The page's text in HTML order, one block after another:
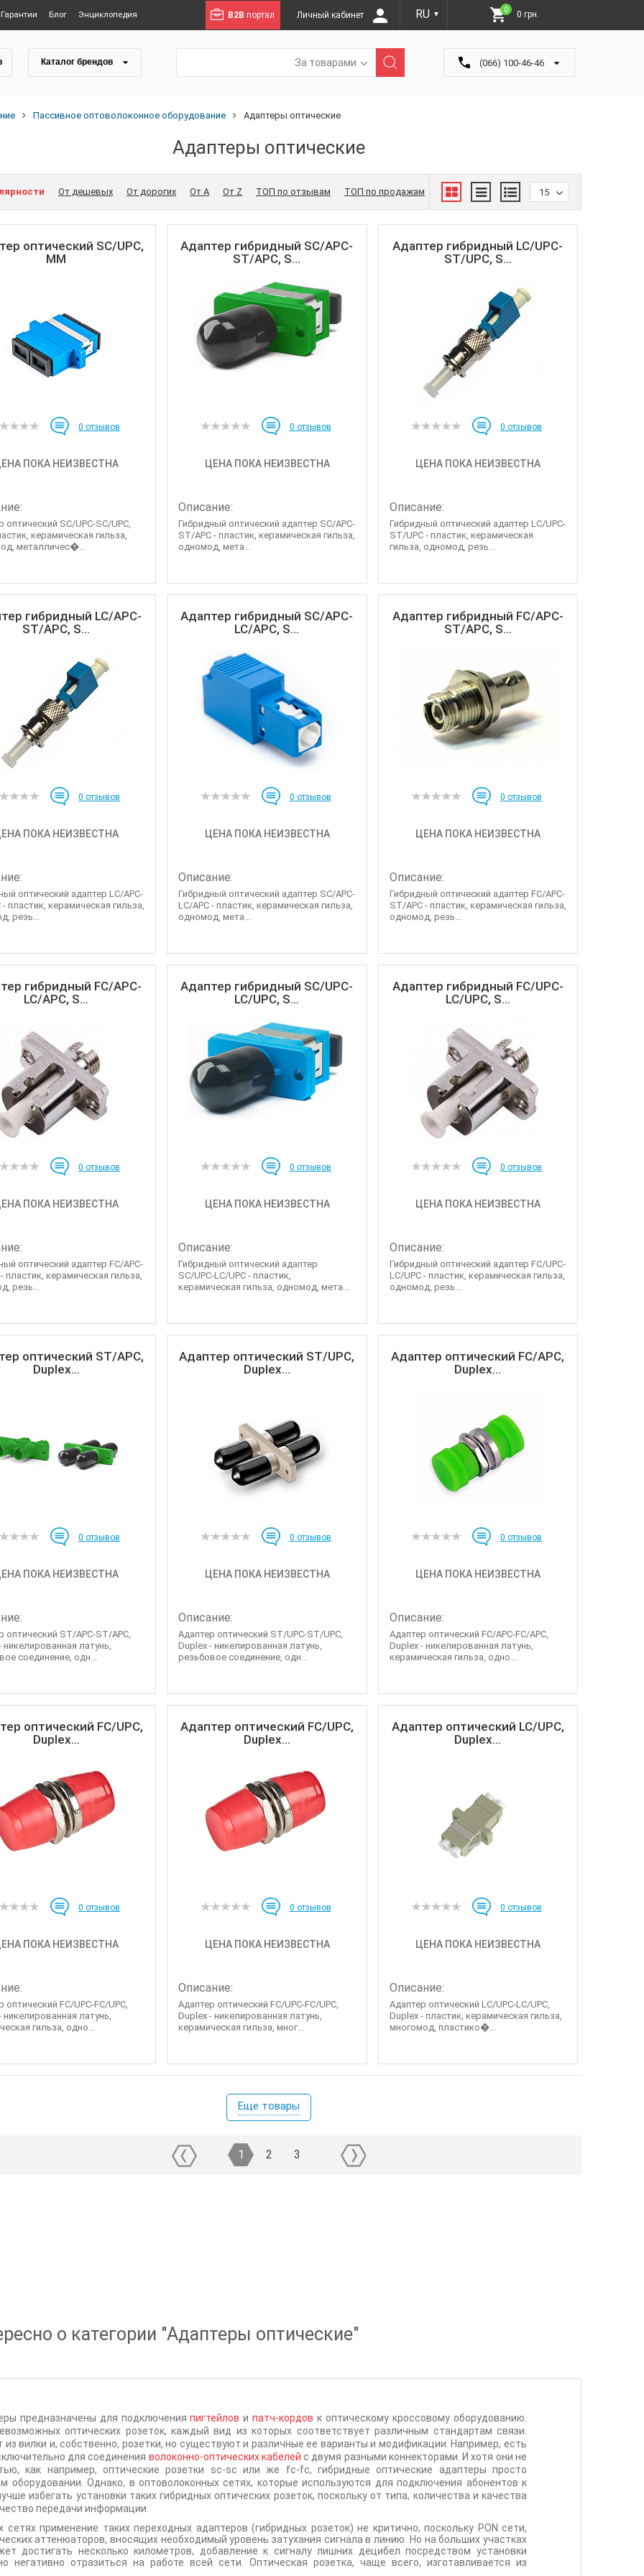
Гарантии Блог Энциклопедия B2B портал Личный кабинет RU ▼
0 0 грн.
Каталог брендов За товарами (066) 100-46-46
Пассивное оптоволоконное оборудование Адаптеры оптические
Адаптеры оптические
От дешевых От дорогих От A От Z ТОП по отзывам ТОП по продажам 15
оптический SC/UPC,
MM
0 отзывов
ПОКА НЕИЗВЕСТНА
оптический SC/UPC-SC/UPC,
керамическая гильза,
металличес�...
Адаптер гибридный SC/APC-
ST/APC, S...
0 отзывов
ЦЕНА ПОКА НЕИЗВЕСТНА
Описание:
Гибридный оптический адаптер SC/APC-
ST/APC - пластик, керамическая гильза,
одномод, мета...
Адаптер гибридный LC/UPC-
ST/UPC, S...
0 отзывов
ЦЕНА ПОКА НЕИЗВЕСТНА
Описание:
Гибридный оптический адаптер LC/UPC-
ST/UPC - пластик, керамическая
гильза, одномод, резь...
гибридный LC/APC-
ST/APC, S...
0 отзывов
ПОКА НЕИЗВЕСТНА
оптический адаптер LC/APC-
- пластик, керамическая гильза,
резь...
Адаптер гибридный SC/APC-
LC/APC, S...
0 отзывов
ЦЕНА ПОКА НЕИЗВЕСТНА
Описание:
Гибридный оптический адаптер SC/APC-
LC/APC - пластик, керамическая гильза,
одномод, мета...
Адаптер гибридный FC/APC-
ST/APC, S...
0 отзывов
ЦЕНА ПОКА НЕИЗВЕСТНА
Описание:
Гибридный оптический адаптер FC/APC-
ST/APC - пластик, керамическая гильза,
одномод, резь...
гибридный FC/APC-
LC/APC, S...
0 отзывов
ПОКА НЕИЗВЕСТНА
оптический адаптер FC/APC-
пластик, керамическая гильза,
резь...
Адаптер гибридный SC/UPC-
LC/UPC, S...
0 отзывов
ЦЕНА ПОКА НЕИЗВЕСТНА
Описание:
Гибридный оптический адаптер
SC/UPC-LC/UPC - пластик,
керамическая гильза, одномод, мета...
Адаптер гибридный FC/UPC-
LC/UPC, S...
0 отзывов
ЦЕНА ПОКА НЕИЗВЕСТНА
Описание:
Гибридный оптический адаптер FC/UPC-
LC/UPC - пластик, керамическая гильза,
одномод, резь...
оптический ST/APC,
Duplex...
0 отзывов
ПОКА НЕИЗВЕСТНА
оптический ST/APC-ST/APC,
никелированная латунь,
соединение, одн...
Адаптер оптический ST/UPC,
Duplex...
0 отзывов
ЦЕНА ПОКА НЕИЗВЕСТНА
Описание:
Адаптер оптический ST/UPC-ST/UPC,
Duplex - никелированная латунь,
резьбовое соединение, одн...
Адаптер оптический FC/APC,
Duplex...
0 отзывов
ЦЕНА ПОКА НЕИЗВЕСТНА
Описание:
Адаптер оптический FC/APC-FC/APC,
Duplex - никелированная латунь,
керамическая гильза, одно...
оптический FC/UPC,
Duplex...
0 отзывов
ПОКА НЕИЗВЕСТНА
оптический FC/UPC-FC/UPC,
никелированная латунь,
гильза, одно...
Адаптер оптический FC/UPC,
Duplex...
0 отзывов
ЦЕНА ПОКА НЕИЗВЕСТНА
Описание:
Адаптер оптический FC/UPC-FC/UPC,
Duplex - никелированная латунь,
керамическая гильза, мног...
Адаптер оптический LC/UPC,
Duplex...
0 отзывов
ЦЕНА ПОКА НЕИЗВЕСТНА
Описание:
Адаптер оптический LC/UPC-LC/UPC,
Duplex - пластик, керамическая гильза,
многомод, пластико�...
Еще товары
1 2 3
о категории "Адаптеры оптические"
предназначены для подключенияпигтейлов ипатч-кордов к оптическому кроссовому оборудованию.
оптических розеток, каждый вид из которых соответствует различным стандартам связи.
из вилки и, собственно, розетки, но существуют и различные ее варианты и модификации. Например, есть
для соединения волоконно-оптических кабелей с двумя разными коннекторами. И хотя они не
как например, оптические розетки sc-sc или же fc-fc, гибридные оптические адаптеры просто
оборудовании. Однако, в оптоволоконных сетях, которые используются для подключения абонентов к
избегать установки таких гибридных оптических розеток, поскольку от типа, количества и качества
передачи информации.
применение таких переходных адаптеров (гибридных розеток) не критично, поскольку PON сети,
аттенюаторов, вносящих необходимый уровень затухания сигнала в линию. Но на больших участках
достигать несколько километров, добавление к сигналу лишних децибел посредством установки
негативно отразиться на работе всей сети. Оптическая розетка, чаще всего, изготавливается из